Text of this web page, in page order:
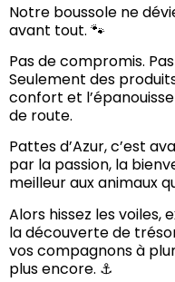
Notre boussole ne
avant tout. 🐾
Pas de compromis.
Seulement des
confort et
de route.
Pattes d’Azur, c’est
par la passion, la
meilleur aux animaux
Alors hissez les
la découverte de
vos compagnons à
plus encore. ⚓